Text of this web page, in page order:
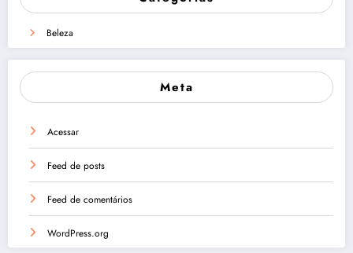
Beleza
Meta
Acessar
Feed de posts
Feed de comentários
WordPress.org